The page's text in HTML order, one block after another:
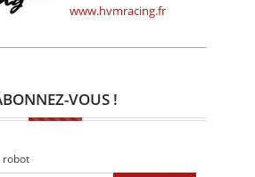
www.hvmracing.fr
VOUS !
robot